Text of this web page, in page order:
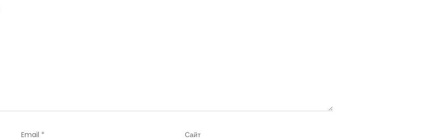
Email * Сайт